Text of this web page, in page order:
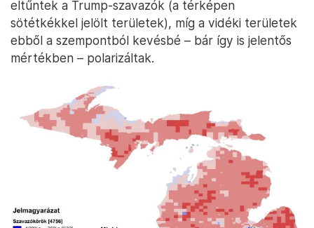
eltűntek a Trump-szavazók (a térképen
sötétkékkel jelölt területek), míg a vidéki területek
ebből a szempontból kevésbé – bár így is jelentős
mértékben – polarizáltak.